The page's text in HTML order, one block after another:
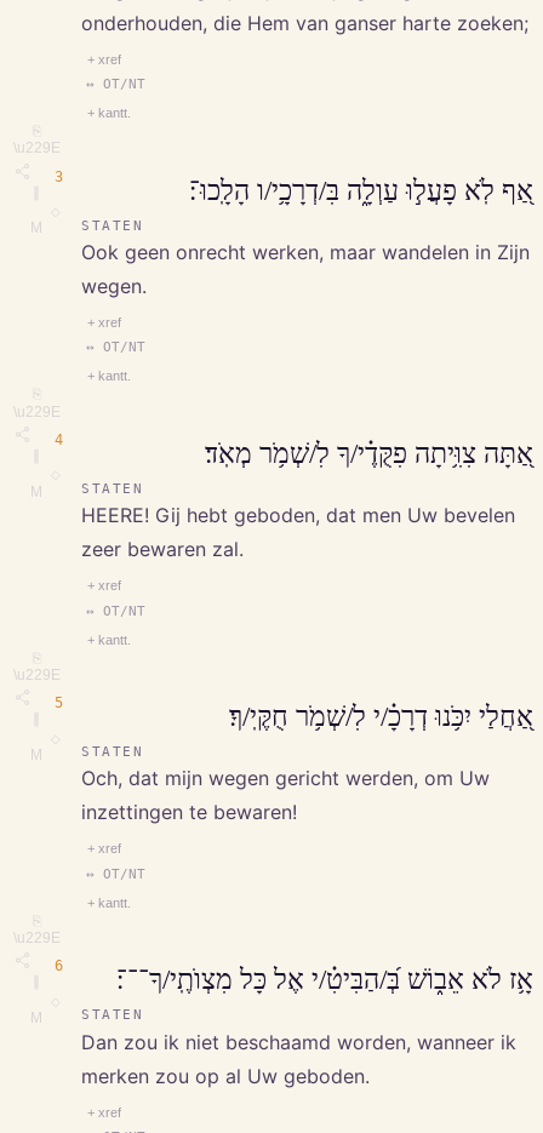
⎘
\u229E
M
onderhouden, die Hem van ganser harte zoeken;
+ xref
↔ OT/NT
+ kantt.
3
⎘
\u229E
M
אַ֭ף לֹֽא פָעֲל֣וּ עַוְלָ֑ה בִּ/דְרָכָ֥י/ו הָלָֽכוּ־׃
STATEN
Ook geen onrecht werken, maar wandelen in Zijn
wegen.
+ xref
↔ OT/NT
+ kantt.
4
⎘
\u229E
M
אַ֭תָּה צִוִּ֥יתָה פִקֻּדֶ֗י/ךָ לִ/שְׁמֹ֥ר מְאֹֽד׃
STATEN
HEERE! Gij hebt geboden, dat men Uw bevelen
zeer bewaren zal.
+ xref
↔ OT/NT
+ kantt.
5
⎘
\u229E
M
אַ֭חֲלַי יִכֹּ֥נוּ דְרָכָ֗/י לִ/שְׁמֹ֥ר חֻקֶּֽי/ךָ׃
STATEN
Och, dat mijn wegen gericht werden, om Uw
inzettingen te bewaren!
+ xref
↔ OT/NT
+ kantt.
6 אָ֥ז לֹא אֵב֑וֹשׁ בְּ֝/הַבִּיטִ֗/י אֶל כָּל מִצְוֺתֶֽי/ךָ־־־׃
STATEN
Dan zou ik niet beschaamd worden, wanneer ik
merken zou op al Uw geboden.
+ xref